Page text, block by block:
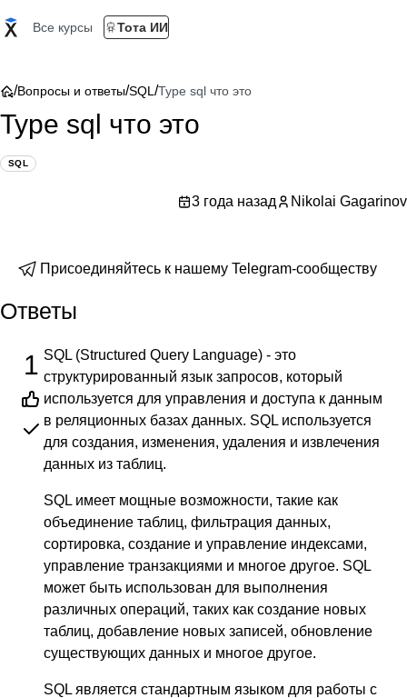
Все курсы Тота ИИ
/Вопросы и ответы/SQL /Type sql что это
Type sql что это
SQL
3 года назад Nikolai Gagarinov
Присоединяйтесь к нашему Telegram-сообществу
Ответы
1 SQL (Structured Query Language) - это
структурированный язык запросов, который
используется для управления и доступа к данным
в реляционных базах данных. SQL используется
для создания, изменения, удаления и извлечения
данных из таблиц.
SQL имеет мощные возможности, такие как
объединение таблиц, фильтрация данных,
сортировка, создание и управление индексами,
управление транзакциями и многое другое. SQL
может быть использован для выполнения
различных операций, таких как создание новых
таблиц, добавление новых записей, обновление
существующих данных и многое другое.
SQL является стандартным языком для работы с